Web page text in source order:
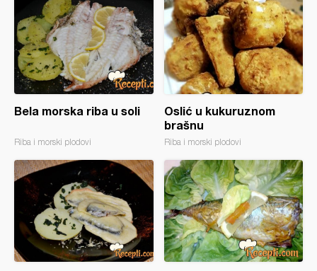
Bela morska riba u soli
Riba i morski plodovi
Oslić u kukuruznom
brašnu
Riba i morski plodovi